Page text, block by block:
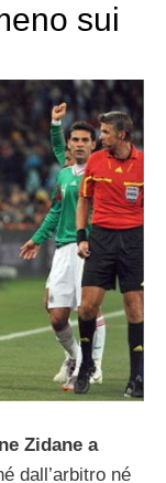
sui
Zidane a
dall’arbitro né